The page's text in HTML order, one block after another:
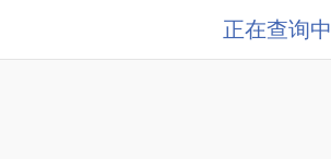
正在查询中